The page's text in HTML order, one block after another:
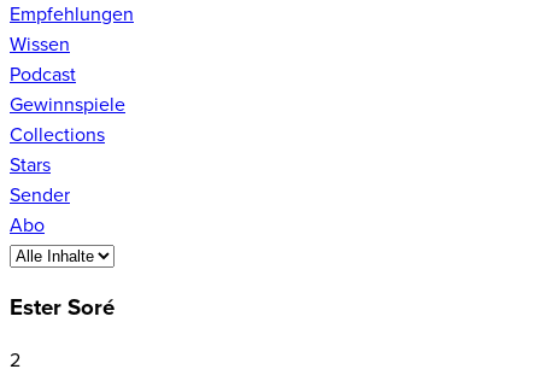
Empfehlungen
Wissen
Podcast
Gewinnspiele
Collections
Stars
Sender
Abo
Ester Soré
2